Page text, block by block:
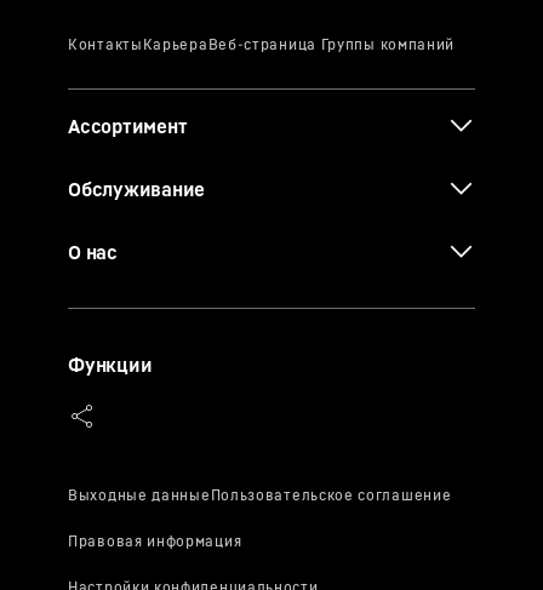
Ассортимент
Обслуживание
О нас
Функции